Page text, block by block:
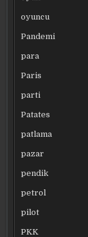
oyuncu
Pandemi
para
Paris
parti
Patates
patlama
pazar
pendik
petrol
pilot
PKK